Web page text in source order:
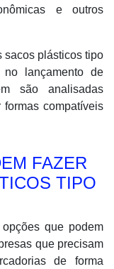
e outros
sacos plásticos tipo
lançamento de
são analisadas
compatíveis
FAZER
TIPO
que podem
que precisam
de forma